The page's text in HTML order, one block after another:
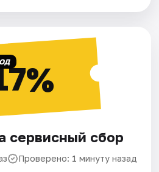
сервисный сбор
Проверено: 1 минуту назад